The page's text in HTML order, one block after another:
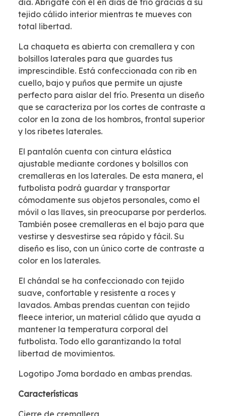
día. Abrígate con él en días de frío gracias a su
tejido cálido interior mientras te mueves con
total libertad.
La chaqueta es abierta con cremallera y con
bolsillos laterales para que guardes tus
imprescindible. Está confeccionada con rib en
cuello, bajo y puños que permite un ajuste
perfecto para aislar del frío. Presenta un diseño
que se caracteriza por los cortes de contraste a
color en la zona de los hombros, frontal superior
y los ribetes laterales.
El pantalón cuenta con cintura elástica
ajustable mediante cordones y bolsillos con
cremalleras en los laterales. De esta manera, el
futbolista podrá guardar y transportar
cómodamente sus objetos personales, como el
móvil o las llaves, sin preocuparse por perderlos.
También posee cremalleras en el bajo para que
vestirse y desvestirse sea rápido y fácil. Su
diseño es liso, con un único corte de contraste a
color en los laterales.
El chándal se ha confeccionado con tejido
suave, confortable y resistente a roces y
lavados. Ambas prendas cuentan con tejido
fleece interior, un material cálido que ayuda a
mantener la temperatura corporal del
futbolista. Todo ello garantizando la total
libertad de movimientos.
Logotipo Joma bordado en ambas prendas.
Características
Cierre de cremallera